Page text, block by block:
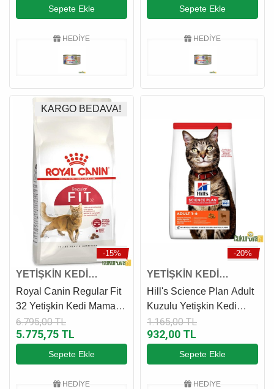
Sepete Ekle
HEDİYE
Sepete Ekle
HEDİYE
-15%
KARGO BEDAVA!
YETİŞKİN KEDİ
MAMASI
Royal Canin Regular Fit
32 Yetişkin Kedi Maması
15 Kg
6.795,00 TL
5.775,75 TL
Sepete Ekle
HEDİYE
-20%
YETİŞKİN KEDİ
MAMASI
Hill's Science Plan Adult
Kuzulu Yetişkin Kedi
Maması 1.5 Kg
1.165,00 TL
932,00 TL
Sepete Ekle
HEDİYE